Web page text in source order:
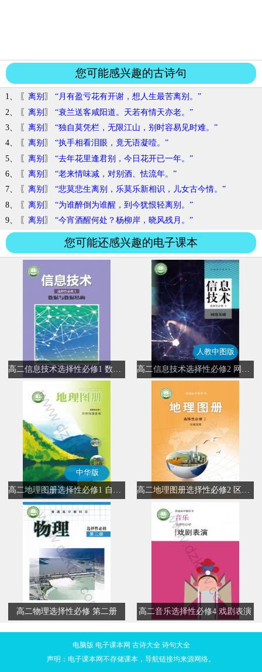
您可能感兴趣的古诗句
1、 〖 离别 〗 “月有盈亏花有开谢，想人生最苦离别。”
2、 〖 离别 〗 “衰兰送客咸阳道。天若有情天亦老。”
3、 〖 离别 〗 “独自莫凭栏，无限江山，别时容易见时难。”
4、 〖 离别 〗 “执手相看泪眼，竟无语凝噎。”
5、 〖 离别 〗 “去年花里逢君别，今日花开已一年。”
6、 〖 离别 〗 “老来情味减，对别酒、怯流年。”
7、 〖 离别 〗 “悲莫悲生离别，乐莫乐新相识，儿女古今情。”
8、 〖 离别 〗 “为谁醉倒为谁醒，到今犹恨轻离别。”
9、 〖 离别 〗 “今宵酒醒何处？杨柳岸，晓风残月。”
您可能还感兴趣的电子课本
人教中图版
中华版
高二地理图册选择性必修1 自然地理基础(中华版)
高二地理图册选择性必修2 区域发展
高二物理选择性必修 第二册 高二音乐选择性必修4 戏剧表演
电脑版 电子课本网 古诗大全 诗句大全
声明：电子课本网不存储课本，导航链接均来源网络。